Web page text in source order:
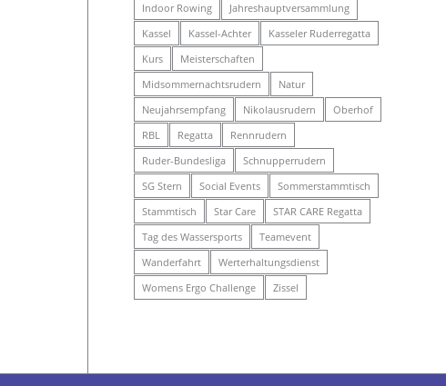
Indoor Rowing
Jahreshauptversammlung
Kassel
Kassel-Achter
Kasseler Ruderregatta
Kurs
Meisterschaften
Midsommernachtsrudern
Natur
Neujahrsempfang
Nikolausrudern
Oberhof
RBL
Regatta
Rennrudern
Ruder-Bundesliga
Schnupperrudern
SG Stern
Social Events
Sommerstammtisch
Stammtisch
Star Care
STAR CARE Regatta
Tag des Wassersports
Teamevent
Wanderfahrt
Werterhaltungsdienst
Womens Ergo Challenge
Zissel